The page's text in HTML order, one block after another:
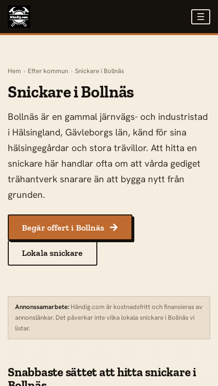
☰
Hem › Efter kommun › Snickare i Bollnäs
Snickare i Bollnäs
Bollnäs är en gammal järnvägs- och industristad
i Hälsingland, Gävleborgs län, känd för sina
hälsingegårdar och stora trävillor. Att hitta en
snickare här handlar ofta om att vårda gediget
trähantverk snarare än att bygga nytt från
grunden.
Begär offert i Bollnäs 
Lokala snickare
Annonssamarbete: Händig.com är kostnadsfritt och finansieras av
annonslänkar. Det påverkar inte vilka lokala snickare i Bollnäs vi
listar.
Snabbaste sättet att hitta snickare i